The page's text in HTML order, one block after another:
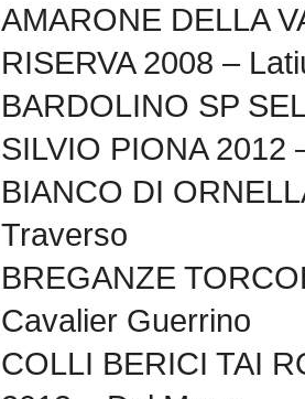
AMARONE DELLA
RISERVA 2008 –
BARDOLINO SP
SILVIO PIONA 2012
BIANCO DI
Traverso
BREGANZE
Cavalier Guerrino
COLLI BERICI TAI